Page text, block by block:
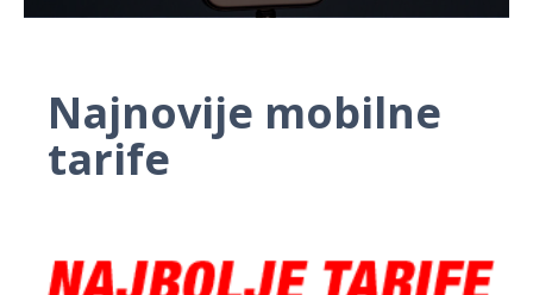
Najnovije mobilne
tarife